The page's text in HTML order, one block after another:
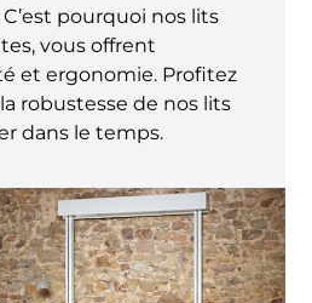
pourquoi nos lits
vous offrent
et ergonomie. Profitez
robustesse de nos lits
dans le temps.